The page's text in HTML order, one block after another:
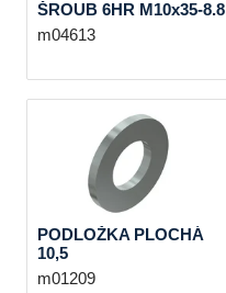
ŠROUB 6HR M10x35-8.8
m04613
PODLOŽKA PLOCHÁ
10,5
m01209